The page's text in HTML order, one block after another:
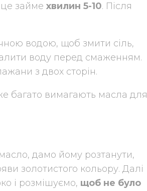
займе хвилин 5-10. Після
водою, щоб змити сіль,
воду перед смаженням.
з двох сторін.
багато вимагають масла для
дамо йому розтанути,
золотистого кольору. Далі
і розмішуємо, щоб не було